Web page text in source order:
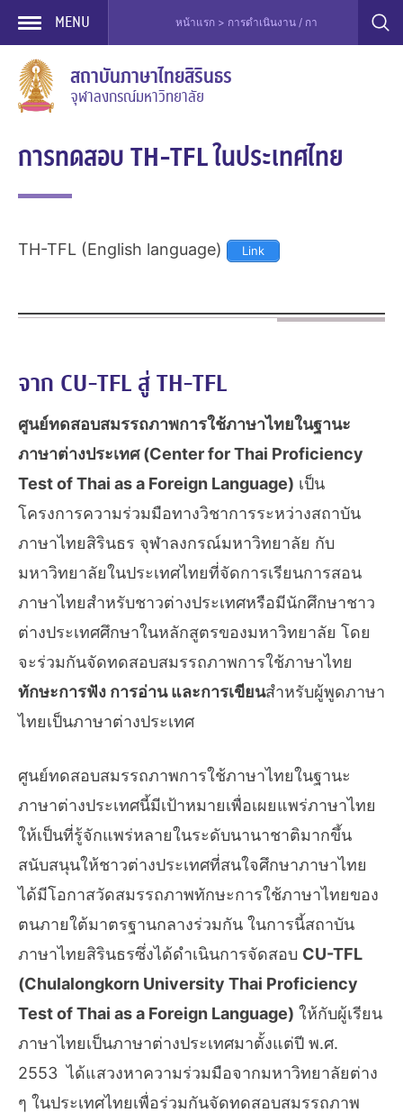
Skip
content
MENU หน้าแรก > การดำเนินงาน / การบริการ > การทด
สถาบันภาษาไทยสิรินธร
จุฬาลงกรณ์มหาวิทยาลัย
การทดสอบ TH-TFL ในประเทศไทย
TH-TFL (English language) Link
จาก CU-TFL สู่ TH-TFL
ศูนย์ทดสอบสมรรถภาพการใช้ภาษาไทยในฐานะ
ภาษาต่างประเทศ (Center for Thai Proficiency
Test of Thai as a Foreign Language) เป็น
โครงการความร่วมมือทางวิชาการระหว่างสถาบัน
ภาษาไทยสิรินธร จุฬาลงกรณ์มหาวิทยาลัย กับ
มหาวิทยาลัยในประเทศไทยที่จัดการเรียนการสอน
ภาษาไทยสำหรับชาวต่างประเทศหรือมีนักศึกษาชาว
ต่างประเทศศึกษาในหลักสูตรของมหาวิทยาลัย โดย
จะร่วมกันจัดทดสอบสมรรถภาพการใช้ภาษาไทย
ทักษะการฟัง การอ่าน และการเขียนสำหรับผู้พูดภาษา
ไทยเป็นภาษาต่างประเทศ
ศูนย์ทดสอบสมรรถภาพการใช้ภาษาไทยในฐานะ
ภาษาต่างประเทศนี้มีเป้าหมายเพื่อเผยแพร่ภาษาไทย
ให้เป็นที่รู้จักแพร่หลายในระดับนานาชาติมากขึ้น
สนับสนุนให้ชาวต่างประเทศที่สนใจศึกษาภาษาไทย
ได้มีโอกาสวัดสมรรถภาพทักษะการใช้ภาษาไทยของ
ตนภายใต้มาตรฐานกลางร่วมกัน ในการนี้สถาบัน
ภาษาไทยสิรินธรซึ่งได้ดำเนินการจัดสอบ CU-TFL
(Chulalongkorn University Thai Proficiency
Test of Thai as a Foreign Language) ให้กับผู้เรียน
ภาษาไทยเป็นภาษาต่างประเทศมาตั้งแต่ปี พ.ศ.
2553 ได้แสวงหาความร่วมมือจากมหาวิทยาลัยต่าง
ๆ ในประเทศไทยเพื่อร่วมกันจัดทดสอบสมรรถภาพ